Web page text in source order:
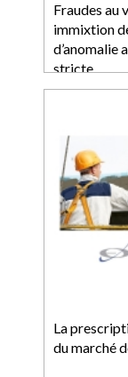
Fraudes au
immixtion
d’anomalie
stricte
La
du marché